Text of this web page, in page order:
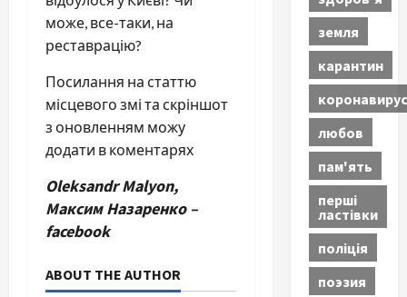
може, все-таки, на
реставрацію?
Посилання на статтю
місцевого змі та скріншот
з оновленням можу
додати в коментарях
Oleksandr Malyon,
Максим Назаренко –
facebook
ABOUT THE AUTHOR
земля
карантин
коронавирус
любов
пам'ять
перші
ластівки
поліція
поэзия